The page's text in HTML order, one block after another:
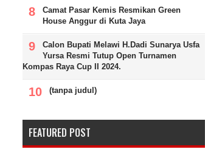
Camat Pasar Kemis Resmikan Green
House Anggur di Kuta Jaya
Calon Bupati Melawi H.Dadi Sunarya Usfa
Yursa Resmi Tutup Open Turnamen
Kompas Raya Cup II 2024.
(tanpa judul)
FEATURED POST